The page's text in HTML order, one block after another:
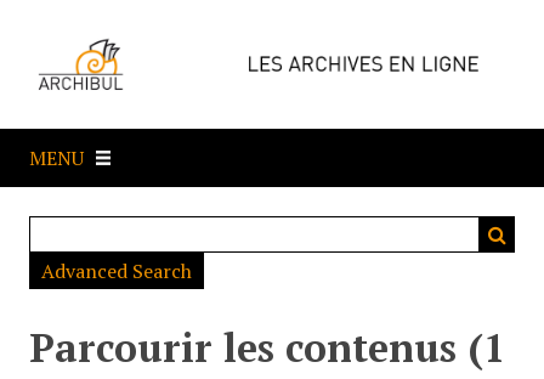
e
a
MENU
Advanced Search
Parcourir les contenus (1